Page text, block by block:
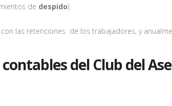
de despido).
las retenciones de los trabajadores, y
del Club del